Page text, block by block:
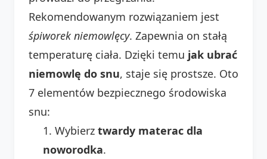
Rekomendowanym rozwiązaniem jest
śpiworek niemowlęcy. Zapewnia on stałą
temperaturę ciała. Dzięki temu jak ubrać
niemowlę do snu, staje się prostsze. Oto
7 elementów bezpiecznego środowiska
snu:
Wybierz twardy materac dla
noworodka.